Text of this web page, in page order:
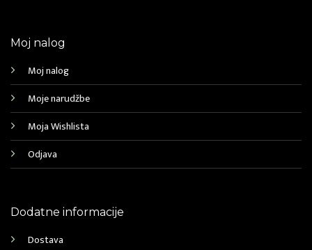
Moj nalog
Moj nalog
Moje narudžbe
Moja Wishlista
Odjava
Dodatne informacije
Dostava